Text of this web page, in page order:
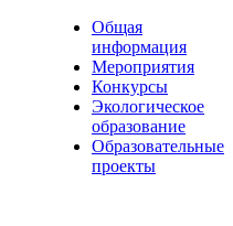
Общая
информация
Мероприятия
Конкурсы
Экологическое
образование
Образовательные
проекты